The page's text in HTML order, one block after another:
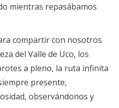
mientras repasábamos
compartir con nosotros
del Valle de Uco, los
a pleno, la ruta infinita
presente,
observándonos y